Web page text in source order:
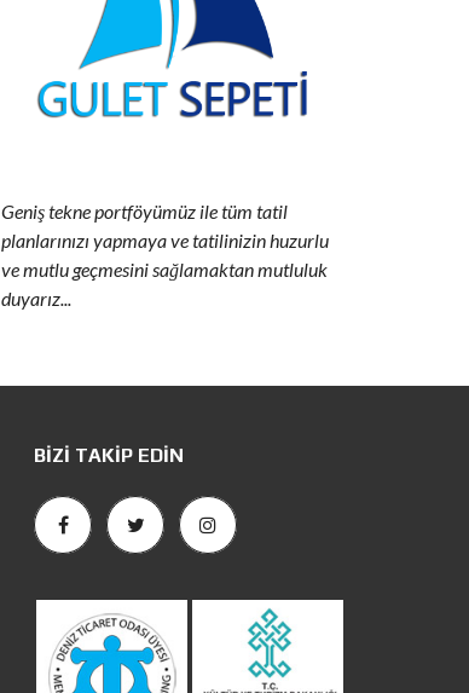
Geniş tekne portföyümüz ile tüm tatil
planlarınızı yapmaya ve tatilinizin huzurlu
ve mutlu geçmesini sağlamaktan mutluluk
duyarız...
BIZI TAKIP EDIN